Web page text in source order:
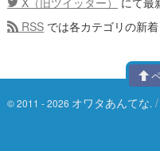
RSS では各カテゴリの新
© 2011 - 2026 オワタあんてな. /